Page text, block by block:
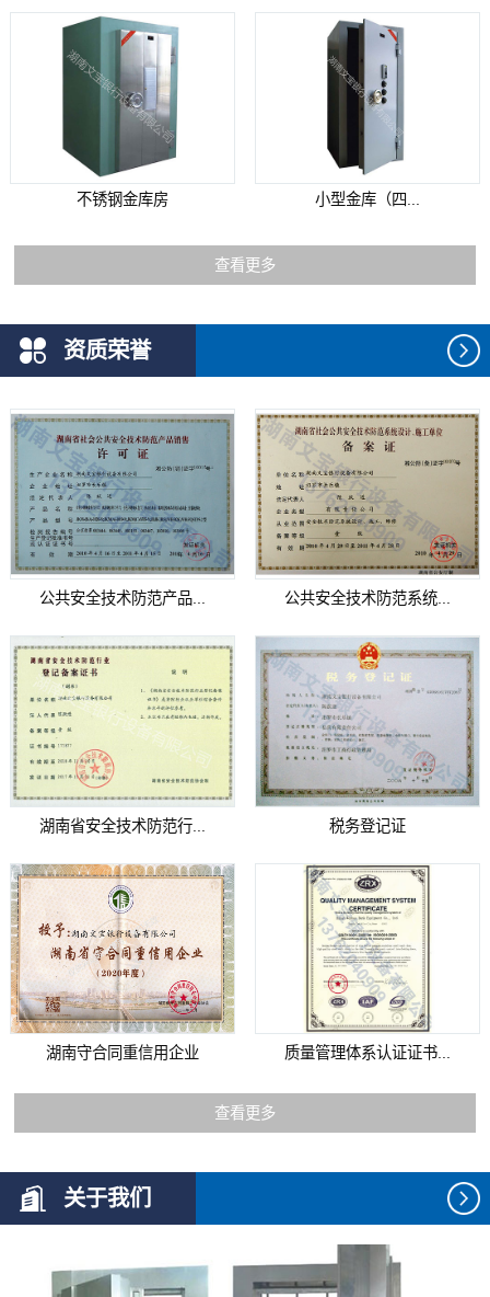
不锈钢金库房 小型金库（四...
查看更多
资质荣誉
公共安全技术防范产品... 公共安全技术防范系统...
湖南省安全技术防范行... 税务登记证
湖南守合同重信用企业 质量管理体系认证证书...
查看更多
关于我们